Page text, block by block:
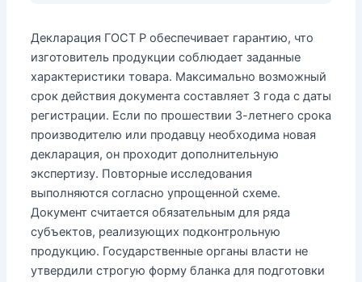
Декларация ГОСТ Р обеспечивает гарантию, что
изготовитель продукции соблюдает заданные
характеристики товара. Максимально возможный
срок действия документа составляет 3 года с даты
регистрации. Если по прошествии 3-летнего срока
производителю или продавцу необходима новая
декларация, он проходит дополнительную
экспертизу. Повторные исследования
выполняются согласно упрощенной схеме.
Документ считается обязательным для ряда
субъектов, реализующих подконтрольную
продукцию. Государственные органы власти не
утвердили строгую форму бланка для подготовки